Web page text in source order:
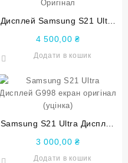
Дисплей Samsung S21 Ultra
Оригінал
4 500,00₴
Додати в кошик
Samsung S21 Ultra Дисплей
(уцінка)
3 000,00₴
Додати в кошик